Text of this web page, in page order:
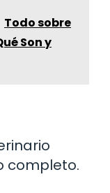
Todo sobre
Son y
completo.